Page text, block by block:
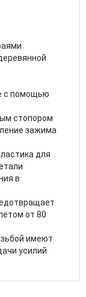
с помощью
стопором
зажима
для
в
от 80
имеют
усилий